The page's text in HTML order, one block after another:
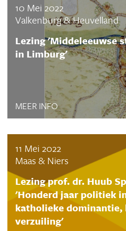
10 Mei 2022
Valkenburg & Heuvelland
Lezing 'Middeleeuwse
in Limburg'
MEER INFO
11 Mei 2022
Maas & Niers
Lezing prof. dr. Huub
'Honderd jaar politiek
katholieke dominantie,
verzuiling'